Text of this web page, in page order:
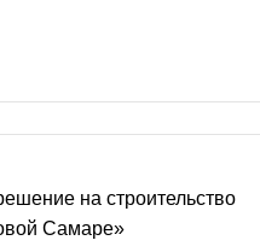
на строительство
Самаре»